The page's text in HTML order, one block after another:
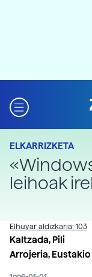
ELKARRIZKETA
leihoak
Elhuyar aldizkaria: 103
Kaltzada, Pili
Arrojeria, Eustakio